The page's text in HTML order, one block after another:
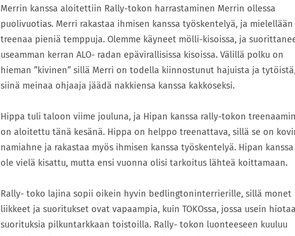
Merrin kanssa aloitettiin Rally-tokon harrastaminen Merrin ollessa
puolivuotias. Merri rakastaa ihmisen kanssa työskentelyä, ja mielellään
treenaa pieniä temppuja. Olemme käyneet mölli-kisoissa, ja
useamman kerran ALO- radan epävirallisissa kisoissa. Välillä polku on
hieman ”kivinen” sillä Merri on todella kiinnostunut hajuista ja
siinä meinaa ohjaaja jäädä nakkiensa kanssa kakkoseksi.
Hippa tuli taloon viime jouluna, ja Hipan kanssa rally-tokon
on aloitettu tänä kesänä. Hippa on helppo treenattava, sillä se on
namiahne ja rakastaa myös ihmisen kanssa työskentelyä. Hipan
ole vielä kisattu, mutta ensi vuonna olisi tarkoitus lähteä koittamaan.
Rally- toko lajina sopii oikein hyvin bedlingtoninterrierille, sillä monet
liikkeet ja suoritukset ovat vapaampia, kuin TOKOssa, jossa usein
suorituksia pilkuntarkkaan toistoilla. Rally- tokon luonteeseen kuuluu